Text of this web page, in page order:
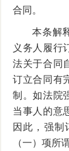
合同。
本条解
义务人履行
法关于合同
订立合同有
制。如法院
当事人的意
因此，强制
（一）项所